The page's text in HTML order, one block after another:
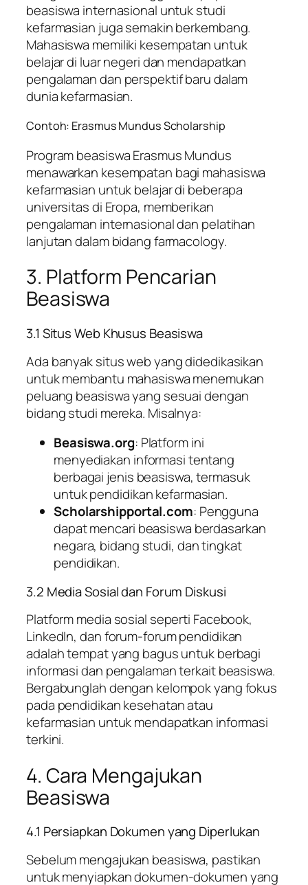
beasiswa internasional untuk studi
kefarmasian juga semakin berkembang.
Mahasiswa memiliki kesempatan untuk
belajar di luar negeri dan mendapatkan
pengalaman dan perspektif baru dalam
dunia kefarmasian.
Contoh: Erasmus Mundus Scholarship
Program beasiswa Erasmus Mundus
menawarkan kesempatan bagi mahasiswa
kefarmasian untuk belajar di beberapa
universitas di Eropa, memberikan
pengalaman internasional dan pelatihan
lanjutan dalam bidang farmacology.
3. Platform Pencarian
Beasiswa
3.1 Situs Web Khusus Beasiswa
Ada banyak situs web yang didedikasikan
untuk membantu mahasiswa menemukan
peluang beasiswa yang sesuai dengan
bidang studi mereka. Misalnya:
Beasiswa.org: Platform ini
menyediakan informasi tentang
berbagai jenis beasiswa, termasuk
untuk pendidikan kefarmasian.
Scholarshipportal.com: Pengguna
dapat mencari beasiswa berdasarkan
negara, bidang studi, dan tingkat
pendidikan.
3.2 Media Sosial dan Forum Diskusi
Platform media sosial seperti Facebook,
LinkedIn, dan forum-forum pendidikan
adalah tempat yang bagus untuk berbagi
informasi dan pengalaman terkait beasiswa.
Bergabunglah dengan kelompok yang fokus
pada pendidikan kesehatan atau
kefarmasian untuk mendapatkan informasi
terkini.
4. Cara Mengajukan
Beasiswa
4.1 Persiapkan Dokumen yang Diperlukan
Sebelum mengajukan beasiswa, pastikan
untuk menyiapkan dokumen-dokumen yang